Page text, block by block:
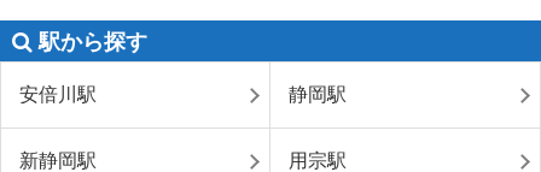
駅から探す
安倍川駅 静岡駅
新静岡駅 用宗駅